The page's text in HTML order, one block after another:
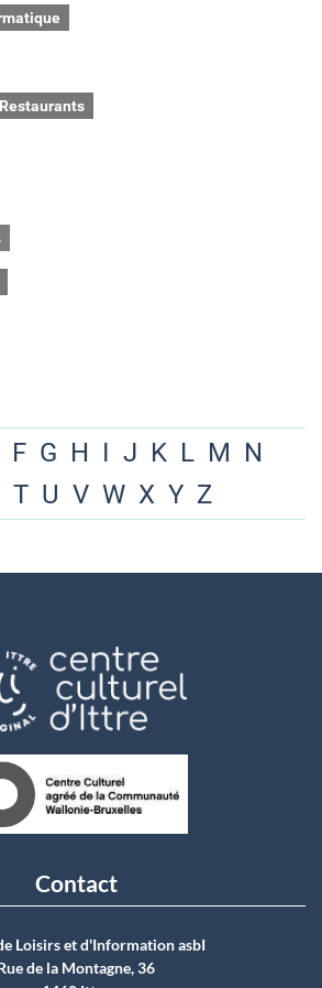
F G H I J K L M N
T U V W X Y Z
Contact
Loisirs et d'Information asbI
de la Montagne, 36